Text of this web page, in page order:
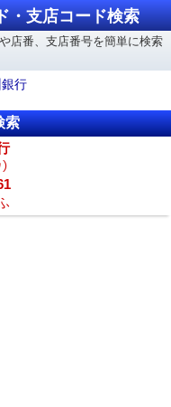
・支店コード検索
店番、支店番号を簡単に検索
行
索